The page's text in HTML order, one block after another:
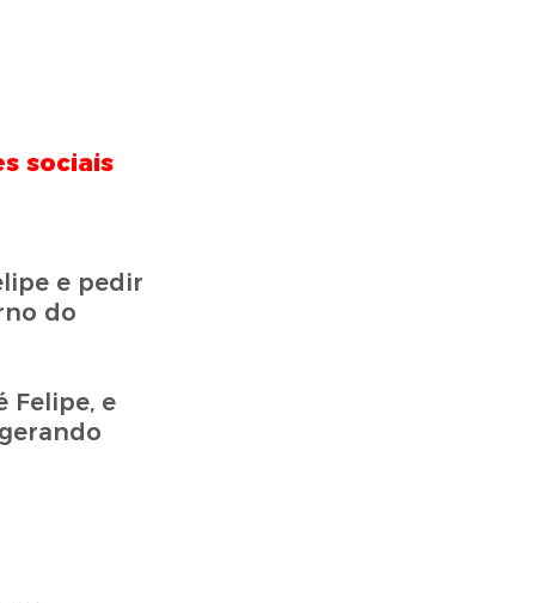
sociais
e pedir
do
Felipe, e